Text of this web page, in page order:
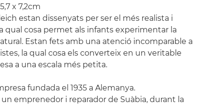
x 7,2cm
estan dissenyats per ser el més realista i
qual cosa permet als infants experimentar la
Estan fets amb una atenció incomparable a
la qual cosa els converteix en un veritable
a una escala més petita.
fundada el 1935 a Alemanya.
emprenedor i reparador de Suàbia, durant la